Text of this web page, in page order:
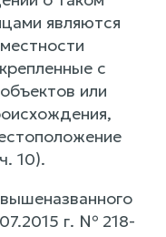
являются
с
или
10).
г. № 218-